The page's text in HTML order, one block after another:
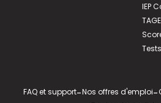
IEP
FAQ et support-Nos offres d'emploi-